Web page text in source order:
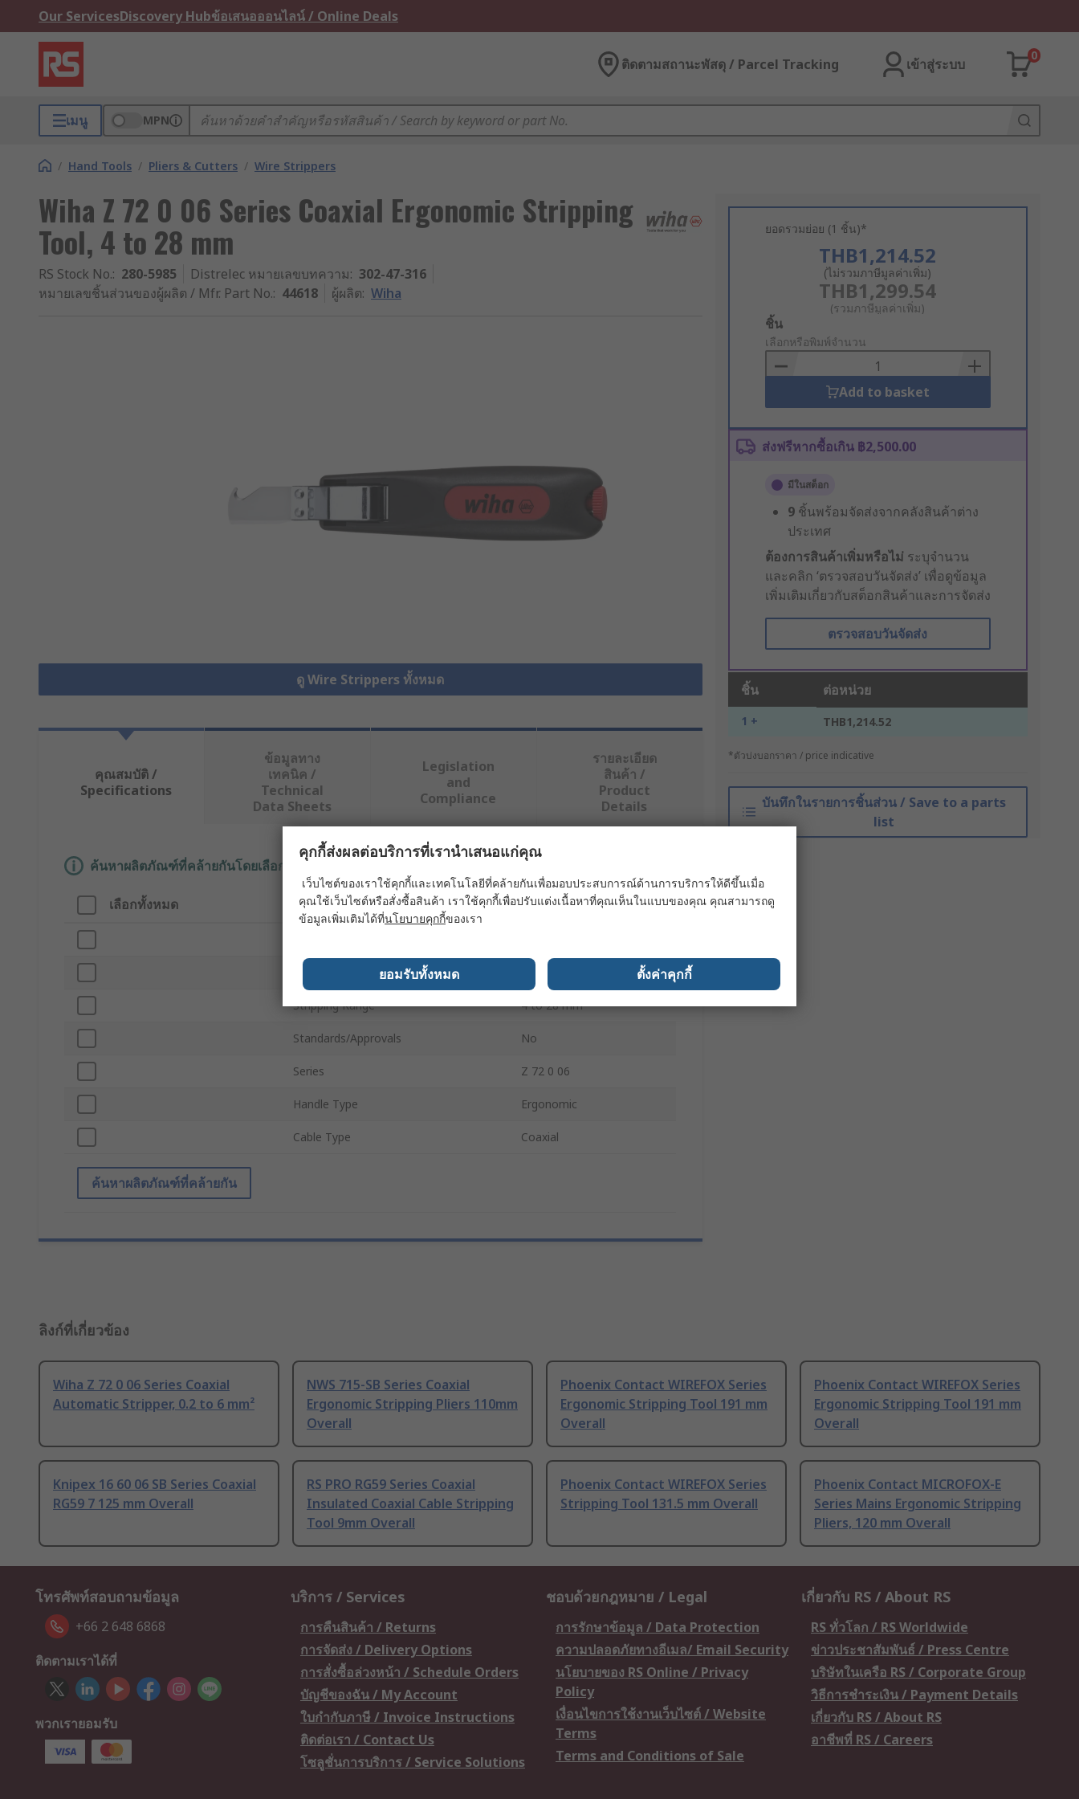
Our ServicesDiscovery Hubข้อเสนอออนไลน์ / Online Deals
ติดตามสถานะพัสดุ / Parcel Tracking เข้าสู่ระบบ
0
เมนู MPN
/ Hand Tools / Pliers & Cutters / Wire Strippers
Wiha Z 72 0 06 Series Coaxial Ergonomic Stripping
Tool, 4 to 28 mm
RS Stock No.: 280-5985 Distrelec หมายเลขบทความ: 302-47-316
หมายเลขชิ้นส่วนของผู้ผลิต / Mfr. Part No.: 44618 ผู้ผลิต: Wiha
ดู Wire Strippers ทั้งหมด
ยอดรวมย่อย (1 ชิ้น)*
THB1,214.52
(ไม่รวมภาษีมูลค่าเพิ่ม)
THB1,299.54
(รวมภาษีมูลค่าเพิ่ม)
Add
to
Basket
ชิ้น
เลือกหรือพิมพ์จำนวน
Add to basket
ส่งฟรีหากซื้อเกิน ฿2,500.00
มีในสต็อก
9 ชิ้นพร้อมจัดส่งจากคลังสินค้าต่าง
ประเทศ
ต้องการสินค้าเพิ่มหรือไม่ ระบุจำนวน
และคลิก ‘ตรวจสอบวันจัดส่ง’ เพื่อดูข้อมูล
เพิ่มเติมเกี่ยวกับสต็อกสินค้าและการจัดส่ง
ตรวจสอบวันจัดส่ง
ชิ้น ต่อหน่วย
1 + THB1,214.52
*ตัวบ่งบอกราคา / price indicative
บันทึกในรายการชิ้นส่วน / Save to a parts
list
คุณสมบัติ /
Specifications
ข้อมูลทาง
เทคนิค /
Technical
Data Sheets
Legislation
and
Compliance
รายละเอียด
สินค้า /
Product
Details
ค้นหาผลิตภัณฑ์ที่คล้ายกันโดยเลือกคุณลักษณะอย่างน้อยหนึ่งรายการ
เลือกทั้งหมด คุณลักษณะ ค่า
Stripping Range 4 to 28 mm
Standards/Approvals No
Series Z 72 0 06
Handle Type Ergonomic
Cable Type Coaxial
ค้นหาผลิตภัณฑ์ที่คล้ายกัน
ลิงก์ที่เกี่ยวข้อง
Wiha Z 72 0 06 Series Coaxial
Automatic Stripper, 0.2 to 6 mm²
NWS 715-SB Series Coaxial
Ergonomic Stripping Pliers 110mm
Overall
Phoenix Contact WIREFOX Series
Ergonomic Stripping Tool 191 mm
Overall
Phoenix Contact WIREFOX Series
Ergonomic Stripping Tool 191 mm
Overall
Knipex 16 60 06 SB Series Coaxial
RG59 7 125 mm Overall
RS PRO RG59 Series Coaxial
Insulated Coaxial Cable Stripping
Tool 9mm Overall
Phoenix Contact WIREFOX Series
Stripping Tool 131.5 mm Overall
Phoenix Contact MICROFOX-E
Series Mains Ergonomic Stripping
Pliers, 120 mm Overall
โทรศัพท์สอบถามข้อมูล
+66 2 648 6868
ติดตามเราได้ที่
พวกเรายอมรับ
บริการ / Services
การคืนสินค้า / Returns
การจัดส่ง / Delivery Options
การสั่งซื้อล่วงหน้า / Schedule Orders
บัญชีของฉัน / My Account
ใบกำกับภาษี / Invoice Instructions
ติดต่อเรา / Contact Us
โซลูชั่นการบริการ / Service Solutions
ชอบด้วยกฎหมาย / Legal
การรักษาข้อมูล / Data Protection
ความปลอดภัยทางอีเมล/ Email Security
นโยบายของ RS Online / Privacy
Policy
เงื่อนไขการใช้งานเว็บไซต์ / Website
Terms
Terms and Conditions of Sale
เกี่ยวกับ RS / About RS
RS ทั่วโลก / RS Worldwide
ข่าวประชาสัมพันธ์ / Press Centre
บริษัทในเครือ RS / Corporate Group
วิธีการชำระเงิน / Payment Details
เกี่ยวกับ RS / About RS
อาชีพที่ RS / Careers
คุกกี้ส่งผลต่อบริการที่เรานำเสนอแก่คุณ
เว็บไซต์ของเราใช้คุกกี้และเทคโนโลยีที่คล้ายกันเพื่อมอบประสบการณ์ด้านการบริการให้ดีขึ้นเมื่อ
คุณใช้เว็บไซต์หรือสั่งซื้อสินค้า เราใช้คุกกี้เพื่อปรับแต่งเนื้อหาที่คุณเห็นในแบบของคุณ คุณสามารถดู
ข้อมูลเพิ่มเติมได้ที่นโยบายคุกกี้ของเรา
ยอมรับทั้งหมด ตั้งค่าคุกกี้